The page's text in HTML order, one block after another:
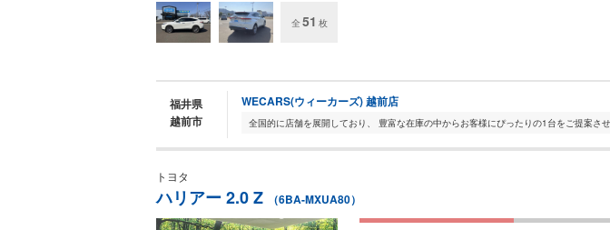
全 51 枚
福井県
越前市
WECARS(ウィーカーズ) 越前店
トヨタ
ハリアー 2.0 Z （6BA-MXUA80）